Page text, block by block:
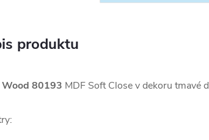
produktu
Wood 80193 MDF Soft Close v dekoru tmavé